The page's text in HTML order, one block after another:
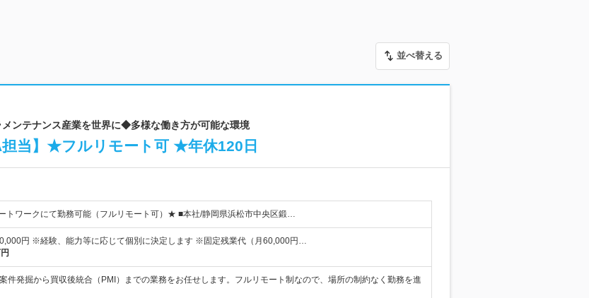
並べ替える
ンテナンス産業を世界に◆多様な働き方が可能な環境
当】★フルリモート可 ★年休120日
トワークにて勤務可能（フルリモート可）★ ■本社/静岡県浜松市中央区鍛…
円 ※経験、能力等に応じて個別に決定します ※固定残業代（月60,000円…
件発掘から買収後統合（PMI）までの業務をお任せします。フルリモート制なので、場所の制約なく勤務を進